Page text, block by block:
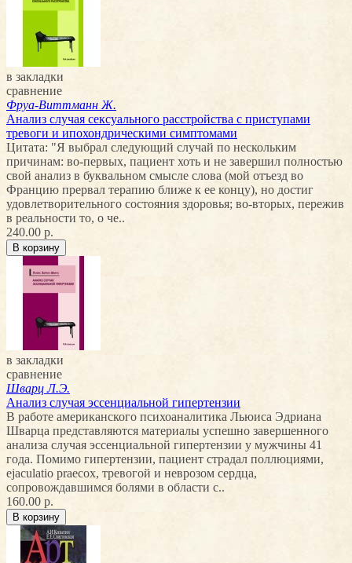
в закладки
сравнение
Фруа-Виттманн Ж.
Анализ случая сексуального расстройства с приступами
тревоги и ипохондрическими симптомами
Цитата: "Я выбрал следующий случай по нескольким
причинам: во-первых, пациент хоть и не завершил полностью
свой анализ в буквальном смысле слова (мой отъезд во
Францию прервал терапию ближе к ее концу), но достиг
удовлетворительного состояния здоровья; во-вторых, пережив
в реальности то, о че..
240.00 р.
в закладки
сравнение
Шварц Л.Э.
Анализ случая эссенциальной гипертензии
В работе американского психоаналитика Льюиса Эдриана
Шварца представляются материалы успешно завершенного
анализа случая эссенциальной гипертензии у мужчины 41
года. Помимо гипертензии, пациент страдал поллюциями,
ejaculatio praecox, тревогой и неврозом сердца,
сопровождавшимся болями в области с..
160.00 р.